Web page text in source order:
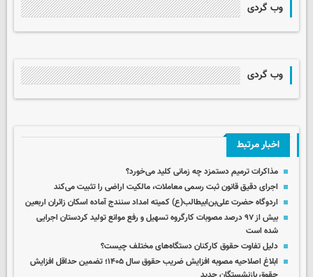
وب گردی
وب گردی
اخبار مرتبط
مذاکرات ترمیم دستمزد چه زمانی کلید می‌خورد؟
اجرای دقیق قانون ثبت رسمی معاملات، مالکیت اراضی را تثبیت می‌کند
اردوگاه حضرت علی‌بن‌ابیطالب(ع) کمیته امداد سنندج آماده اسکان زائران اربعین ‌
بیش از ۹۷ درصد مصوبات کارگروه تسهیل و رفع موانع تولید کردستان اجرایی
شده است
دلیل تفاوت حقوق کارکنان دستگاه‌های مختلف چیست؟
ابلاغ اصلاحیه مصوبه افزایش ضریب حقوق سال ۱۴۰۵؛ تضمین حداقل افزایش